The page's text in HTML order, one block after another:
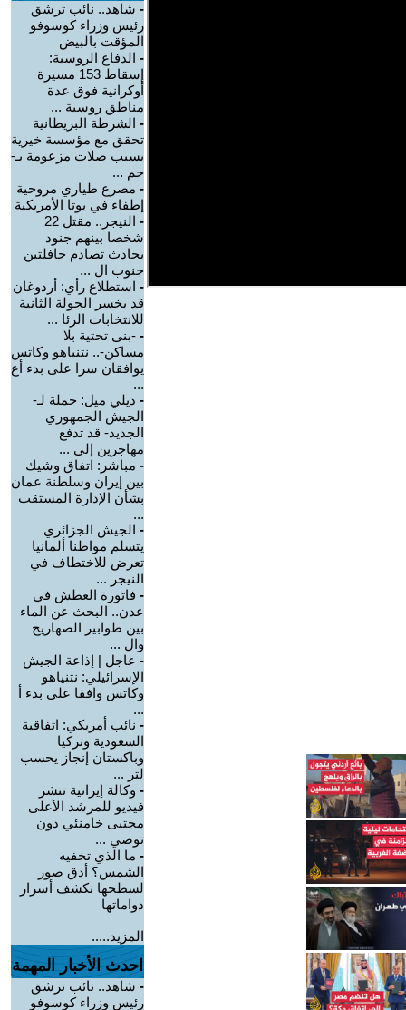
- شاهد.. نائب ترشق
رئيس وزراء كوسوفو
المؤقت بالبيض
- الدفاع الروسية:
إسقاط 153 مسيرة
أوكرانية فوق عدة
مناطق روسية ...
- الشرطة البريطانية
تحقق مع مؤسسة خيرية
بسبب صلات مزعومة بـ-
حم ...
- مصرع طياري مروحية
إطفاء في يوتا الأمريكية
-
النيجر.. مقتل 22
شخصا بينهم جنود
بحادث تصادم حافلتين
جنوب ال ...
- استطلاع رأي: أردوغان
قد يخسر الجولة الثانية
للانتخابات الرئا ...
- -بنى تحتية بلا
مساكن-.. نتنياهو وكاتس
يوافقان سرا على بدء أع
...
- ديلي ميل: حملة لـ-
الجيش الجمهوري
الجديد- قد تدفع
مهاجرين إلى ...
- مباشر: اتفاق وشيك
بين إيران وسلطنة عمان
بشأن الإدارة المستقب
...
- الجيش الجزائري
يتسلم مواطنا ألمانيا
تعرض للاختطاف في
النيجر ...
- فاتورة العطش في
عدن.. البحث عن الماء
بين طوابير الصهاريج
وال ...
- عاجل | إذاعة الجيش
الإسرائيلي: نتنياهو
وكاتس وافقا على بدء أ
...
- نائب أمريكي: اتفاقية
السعودية وتركيا
وباكستان إنجاز يحسب
لتر ...
- وكالة إيرانية تنشر
فيديو للمرشد الأعلى
مجتبى خامنئي دون
توضي ...
- ما الذي تخفيه
الشمس؟ أدق صور
لسطحها تكشف أسرار
دواماتها
المزيد.....
احدث الأخبار المهمة
- شاهد.. نائب ترشق
رئيس وزراء كوسوفو